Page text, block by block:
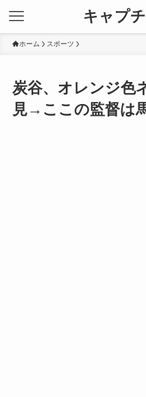
キャプ
ホーム スポーツ
炭谷、オレンジ色
見→ここの監督は